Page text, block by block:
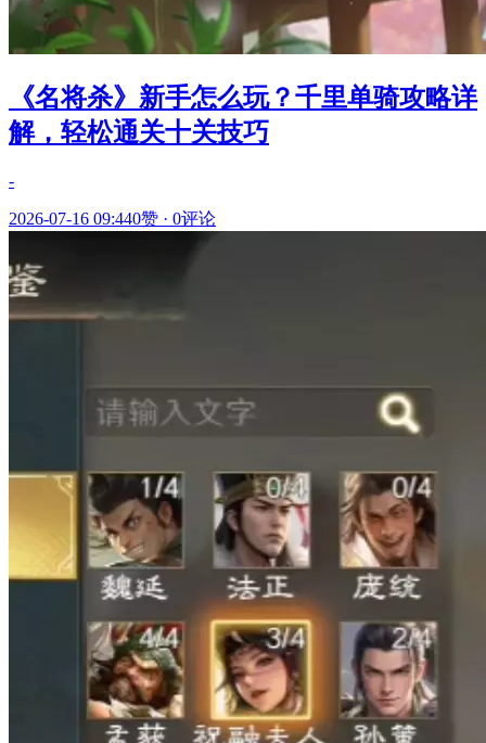
《名将杀》新手怎么玩？千里单骑攻略详
解，轻松通关十关技巧
-
2026-07-16 09:440赞 · 0评论